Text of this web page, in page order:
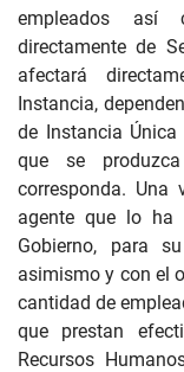
empleados así
directamente de
afectará
Instancia,
de Instancia
que se produzca
corresponda. Una
agente que lo ha
Gobierno, para
asimismo y con el
cantidad de
que prestan
Recursos